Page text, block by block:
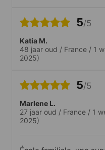
5/5
Katia M.
48 jaar oud / France / 1
2025)
5/5
Marlene L.
27 jaar oud / France / 1
2025)